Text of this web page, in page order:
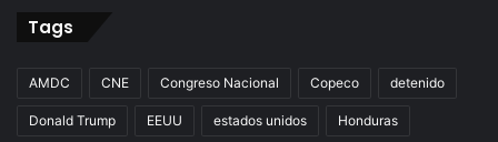
Tags
AMDC CNE Congreso Nacional Copeco detenido
Donald Trump EEUU estados unidos Honduras